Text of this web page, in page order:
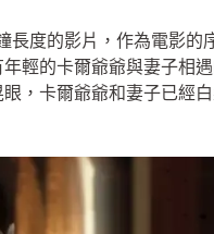
長度的影片，作為電影
輕的卡爾爺爺與妻子相
，卡爾爺爺和妻子已經